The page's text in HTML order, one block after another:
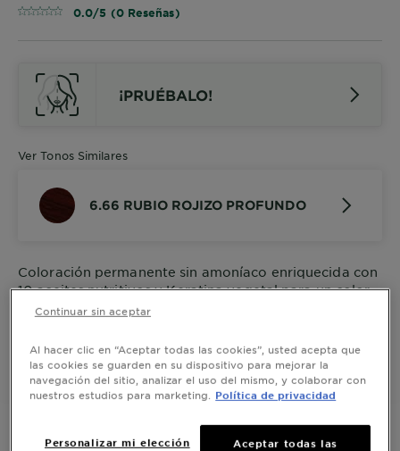
0.0/5 (0 Reseñas)
¡PRUÉBALO!
Ver Tonos Similares
6.66 RUBIO ROJIZO PROFUNDO
Coloración permanente sin amoníaco enriquecida con
10 aceites nutritivos y Keratina vegetal para un color
excepcional de larga duración. Cabello 5 veces más
COMPRAR AHORA
Al hacer clic en “Aceptar todas las cookies”, usted acepta que
las cookies se guarden en su dispositivo para mejorar la
navegación del sitio, analizar el uso del mismo, y colaborar con
nuestros estudios para marketing. Política de privacidad
Aceptar todas las
Personalizar mi elección
Continuar sin aceptar